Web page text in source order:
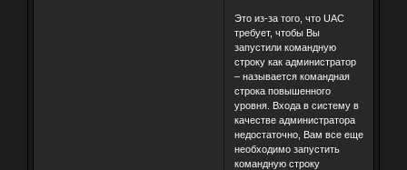
Это из-за того, что UAC
требует, чтобы Вы
запустили командную
строку как администратор
– называется командная
строка повышенного
уровня. Входа в систему в
качестве администратора
недостаточно, Вам все еще
необходимо запустить
командную строку